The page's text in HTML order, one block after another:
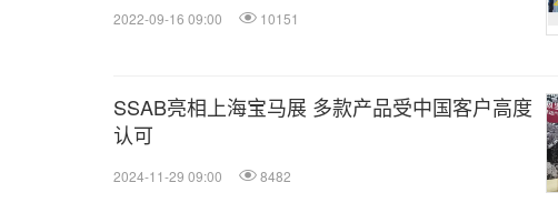
2022-09-16 09:00 10151
SSAB亮相上海宝马展 多款产品受中国客户高度
认可
2024-11-29 09:00 8482